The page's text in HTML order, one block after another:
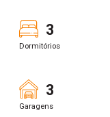
3
Dormitórios
3
Garagens